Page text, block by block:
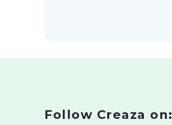
Follow Creaza on: